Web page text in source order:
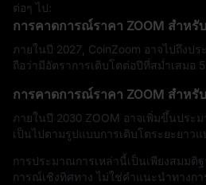
ต่อๆ ไป:
การคาดการณ์ราคา ZOOM สำหรั
ภายในปี 2027, CoinZoom อาจไปถึงป
ถือว่ามีอัตราการเติบโตต่อปีที่สม่ำเสมอ
การคาดการณ์ราคา ZOOM สำหรั
ภายในปี 2030 ZOOM อาจเพิ่มขึ้นประ
เป็นไปตามรูปแบบการเติบโตระยะยาวแ
การประมาณการเหล่านี้เป็นเพียงสมมติ
การณ์เชิงทิศทาง ไม่ใช่คำแนะนำทางกา